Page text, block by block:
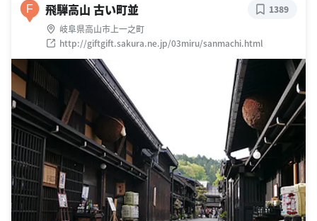
F 飛騨高山 古い町並
岐阜県高山市上一之町
http://giftgift.sakura.ne.jp/03miru/sanmachi.html
1389